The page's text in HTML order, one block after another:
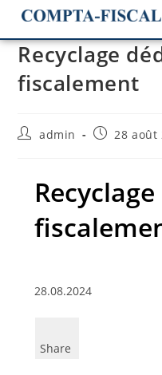
Recyclage
fiscalement
admin 28 août
28.08.2024
Share